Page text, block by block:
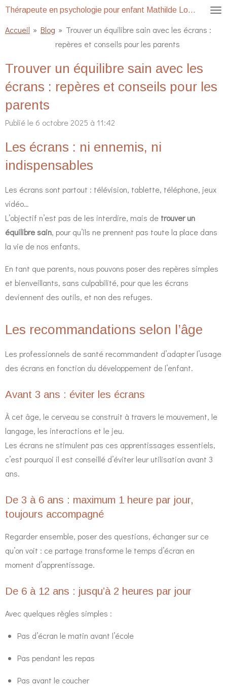
Passer
au
Thérapeute en psychologie pour enfant Mathilde Lopes
Accueil » Blog » Trouver un équilibre sain avec les écrans :
repères et conseils pour les parents
Trouver un équilibre sain avec les
écrans : repères et conseils pour les
parents
Publié le 6 octobre 2025 à 11:42
Les écrans : ni ennemis, ni
indispensables
Les écrans sont partout : télévision, tablette, téléphone, jeux
vidéo…
L’objectif n’est pas de les interdire, mais de trouver un
équilibre sain, pour qu’ils ne prennent pas toute la place dans
la vie de nos enfants.
En tant que parents, nous pouvons poser des repères simples
et bienveillants, sans culpabilité, pour que les écrans
deviennent des outils, et non des refuges.
Les recommandations selon l’âge
Les professionnels de santé recommandent d’adapter l’usage
des écrans en fonction du développement de l’enfant.
Avant 3 ans : éviter les écrans
À cet âge, le cerveau se construit à travers le mouvement, le
langage, les interactions et le jeu.
Les écrans ne stimulent pas ces apprentissages essentiels,
c’est pourquoi il est conseillé d’éviter leur utilisation avant 3
ans.
De 3 à 6 ans : maximum 1 heure par jour,
toujours accompagné
Regarder ensemble, poser des questions, échanger sur ce
qu’on voit : ce partage transforme le temps d’écran en
moment d’apprentissage.
De 6 à 12 ans : jusqu’à 2 heures par jour
Avec quelques règles simples :
Pas d’écran le matin avant l’école
Pas pendant les repas
Pas avant le coucher